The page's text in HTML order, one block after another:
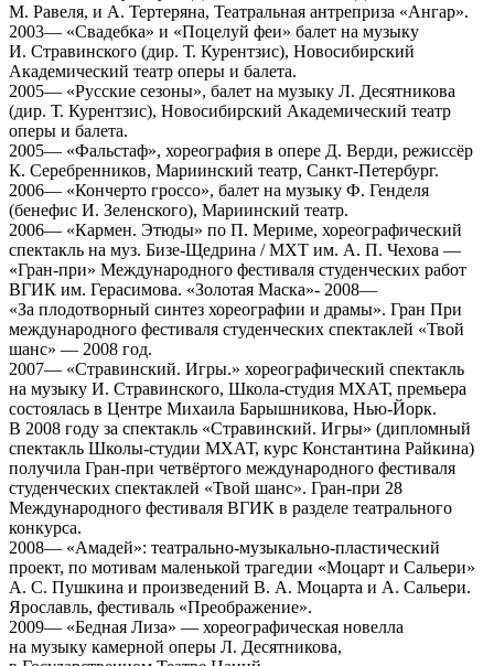
М. Равеля, и А. Тертеряна, Театральная антреприза «Ангар».
2003— «Свадебка» и «Поцелуй феи» балет на музыку
И. Стравинского (дир. Т. Курентзис), Новосибирский
Академический театр оперы и балета.
2005— «Русские сезоны», балет на музыку Л. Десятникова
(дир. Т. Курентзис), Новосибирский Академический театр
оперы и балета.
2005— «Фальстаф», хореография в опере Д. Верди, режиссёр
К. Серебренников, Мариинский театр, Санкт-Петербург.
2006— «Кончерто гроссо», балет на музыку Ф. Генделя
(бенефис И. Зеленского), Мариинский театр.
2006— «Кармен. Этюды» по П. Мериме, хореографический
спектакль на муз. Бизе-Щедрина / МХТ им. А. П. Чехова —
«Гран-при» Международного фестиваля студенческих работ
ВГИК им. Герасимова. «Золотая Маска»- 2008—
«За плодотворный синтез хореографии и драмы». Гран При
международного фестиваля студенческих спектаклей «Твой
шанс» — 2008 год.
2007— «Стравинский. Игры.» хореографический спектакль
на музыку И. Стравинского, Школа-студия МХАТ, премьера
состоялась в Центре Михаила Барышникова, Нью-Йорк.
В 2008 году за спектакль «Стравинский. Игры» (дипломный
спектакль Школы-студии МХАТ, курс Константина Райкина)
получила Гран-при четвёртого международного фестиваля
студенческих спектаклей «Твой шанс». Гран-при 28
Международного фестиваля ВГИК в разделе театрального
конкурса.
2008— «Амадей»: театрально-музыкально-пластический
проект, по мотивам маленькой трагедии «Моцарт и Сальери»
А. С. Пушкина и произведений В. А. Моцарта и А. Сальери.
Ярославль, фестиваль «Преображение».
2009— «Бедная Лиза» — хореографическая новелла
на музыку камерной оперы Л. Десятникова,